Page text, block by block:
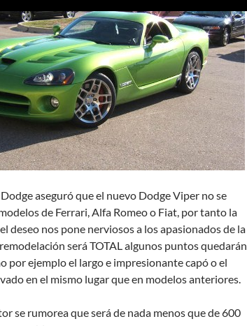
aseguró que el nuevo Dodge Viper no se
de Ferrari, Alfa Romeo o Fiat, por tanto la
deseo nos pone nerviosos a los apasionados de la
será TOTAL algunos puntos quedarán
por ejemplo el largo e impresionante capó o el
en el mismo lugar que en modelos anteriores.
se rumorea que será de nada menos que de 600